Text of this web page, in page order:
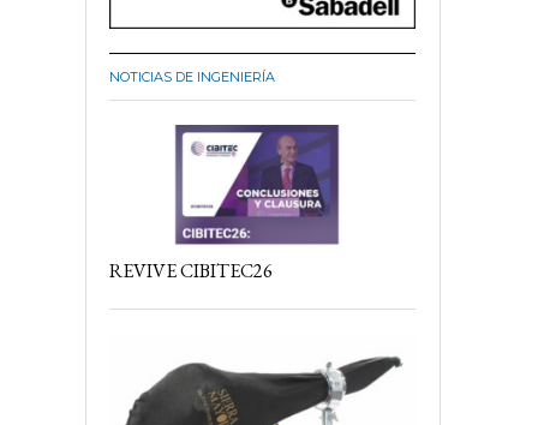
NOTICIAS DE INGENIERÍA
REVIVE CIBITEC26